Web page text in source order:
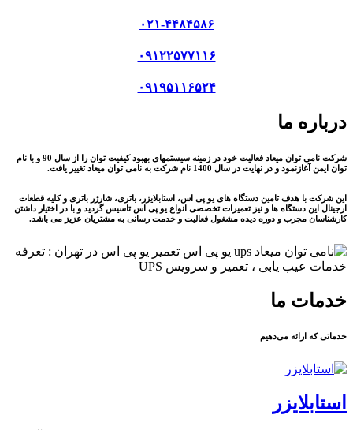
۰۲۱-۴۴۸۴۵۸۶
۰۹۱۲۲۵۷۷۱۱۶
۰۹۱۹۵۱۱۶۵۲۴
درباره ما
شرکت نامی توان میعاد فعالیت خود در زمینه سیستمهای بهبود کیفیت توان را از سال 90 و با نام
توان ایمن آغازنمود و در نهایت در سال 1400 نام شرکت به نامی توان میعاد تغییر یافت.
این شرکت با هدف تامین دستگاه های یو پی اس، استابلایزر، باتری، شارژر باتری و کلیه قطعات
ارجینال این دستگاه ها و نیز تعمیرات تخصصی انواع یو پی اس تاسیس گردید و با در اختیار داشتن
کارشناسان مجرب و دوره دیده مشغول فعالیت و خدمت رسانی به مشتریان عزیز می باشد.
خدمات ما
خدماتی که ارائه می‌دهیم
استابلایزر